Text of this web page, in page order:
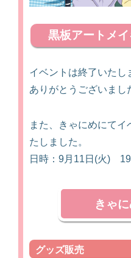
黒板アートメ
イベントは終了いたし
ありがとうございまし
また、きゃにめにて
たしました。
日時：9月11日(火)
きゃ
グッズ販売